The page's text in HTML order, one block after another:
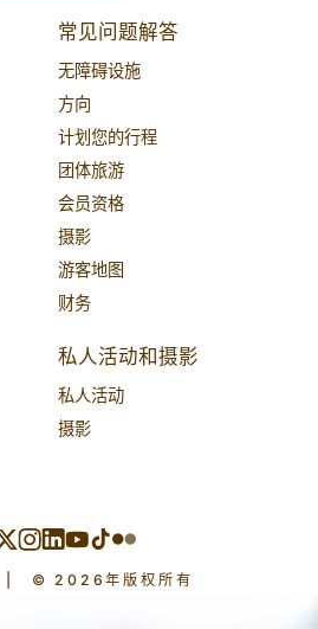
常见问题解答
无障碍设施
方向
计划您的行程
团体旅游
会员资格
摄影
游客地图
财务
私人活动和摄影
私人活动
摄影
© 2026年版权所有